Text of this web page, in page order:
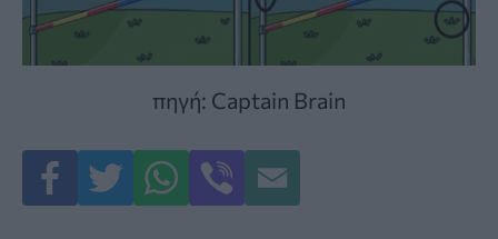
πηγή: Captain Brain